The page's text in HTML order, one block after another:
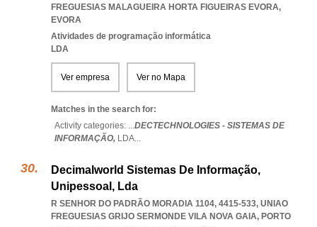
FREGUESIAS MALAGUEIRA HORTA FIGUEIRAS EVORA,
EVORA
Atividades de programação informática
LDA
Ver empresa Ver no Mapa
Matches in the search for:
Activity categories: ...DECTECHNOLOGIES - SISTEMAS DE
INFORMAÇÃO, LDA...
Decimalworld Sistemas De Informação,
Unipessoal, Lda
R SENHOR DO PADRÃO MORADIA 1104, 4415-533, UNIAO
FREGUESIAS GRIJO SERMONDE VILA NOVA GAIA, PORTO